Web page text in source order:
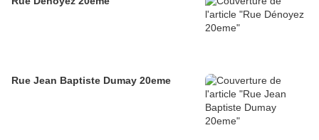
Rue Jean Baptiste Dumay 20eme